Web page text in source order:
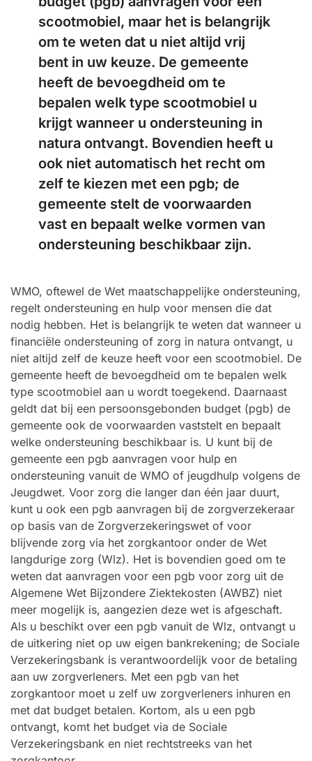
scootmobiel, maar het is belangrijk
om te weten dat u niet altijd vrij
bent in uw keuze. De gemeente
heeft de bevoegdheid om te
bepalen welk type scootmobiel u
krijgt wanneer u ondersteuning in
natura ontvangt. Bovendien heeft u
ook niet automatisch het recht om
zelf te kiezen met een pgb; de
gemeente stelt de voorwaarden
vast en bepaalt welke vormen van
ondersteuning beschikbaar zijn.
WMO, oftewel de Wet maatschappelijke ondersteuning,
regelt ondersteuning en hulp voor mensen die dat
nodig hebben. Het is belangrijk te weten dat wanneer u
financiële ondersteuning of zorg in natura ontvangt, u
niet altijd zelf de keuze heeft voor een scootmobiel. De
gemeente heeft de bevoegdheid om te bepalen welk
type scootmobiel aan u wordt toegekend. Daarnaast
geldt dat bij een persoonsgebonden budget (pgb) de
gemeente ook de voorwaarden vaststelt en bepaalt
welke ondersteuning beschikbaar is. U kunt bij de
gemeente een pgb aanvragen voor hulp en
ondersteuning vanuit de WMO of jeugdhulp volgens de
Jeugdwet. Voor zorg die langer dan één jaar duurt,
kunt u ook een pgb aanvragen bij de zorgverzekeraar
op basis van de Zorgverzekeringswet of voor
blijvende zorg via het zorgkantoor onder de Wet
langdurige zorg (Wlz). Het is bovendien goed om te
weten dat aanvragen voor een pgb voor zorg uit de
Algemene Wet Bijzondere Ziektekosten (AWBZ) niet
meer mogelijk is, aangezien deze wet is afgeschaft.
Als u beschikt over een pgb vanuit de Wlz, ontvangt u
de uitkering niet op uw eigen bankrekening; de Sociale
Verzekeringsbank is verantwoordelijk voor de betaling
aan uw zorgverleners. Met een pgb van het
zorgkantoor moet u zelf uw zorgverleners inhuren en
met dat budget betalen. Kortom, als u een pgb
ontvangt, komt het budget via de Sociale
Verzekeringsbank en niet rechtstreeks van het